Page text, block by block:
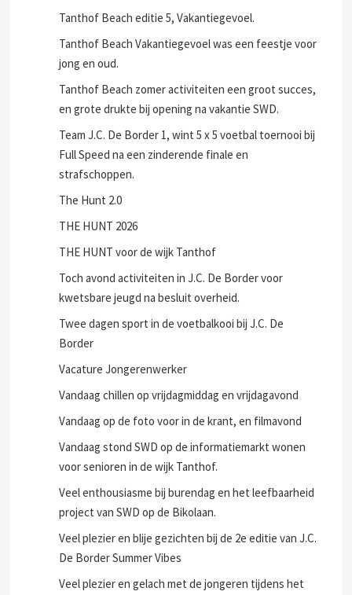
Tanthof Beach editie 5, Vakantiegevoel.
Tanthof Beach Vakantiegevoel was een feestje voor
jong en oud.
Tanthof Beach zomer activiteiten een groot succes,
en grote drukte bij opening na vakantie SWD.
Team J.C. De Border 1, wint 5 x 5 voetbal toernooi bij
Full Speed na een zinderende finale en
strafschoppen.
The Hunt 2.0
THE HUNT 2026
THE HUNT voor de wijk Tanthof
Toch avond activiteiten in J.C. De Border voor
kwetsbare jeugd na besluit overheid.
Twee dagen sport in de voetbalkooi bij J.C. De
Border
Vacature Jongerenwerker
Vandaag chillen op vrijdagmiddag en vrijdagavond
Vandaag op de foto voor in de krant, en filmavond
Vandaag stond SWD op de informatiemarkt wonen
voor senioren in de wijk Tanthof.
Veel enthousiasme bij burendag en het leefbaarheid
project van SWD op de Bikolaan.
Veel plezier en blije gezichten bij de 2e editie van J.C.
De Border Summer Vibes
Veel plezier en gelach met de jongeren tijdens het